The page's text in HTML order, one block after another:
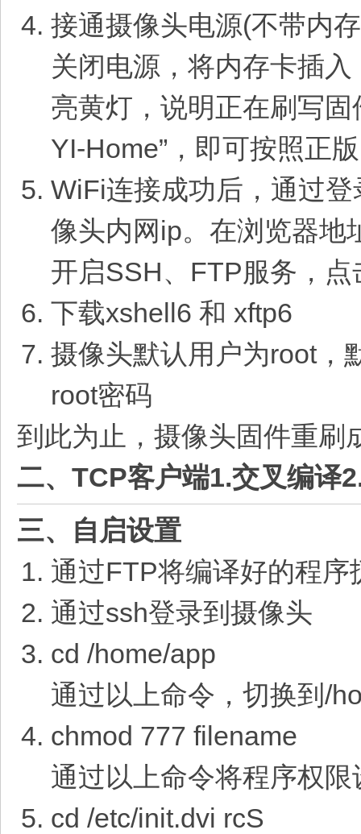
接通摄像头电源(不带内
关闭电源，将内存卡插
亮黄灯，说明正在刷写
YI-Home”，即可按照正
WiFi连接成功后，通过
像头内网ip。在浏览器地
开启SSH、FTP服务，
下载xshell6 和 xftp6
摄像头默认用户为root，
root密码
到此为止，摄像头固件重刷
二、TCP客户端1.交叉编译
三、自启设置
通过FTP将编译好的程
通过ssh登录到摄像头
cd /home/app
通过以上命令，切换到/
chmod 777 filename
通过以上命令将程序权
cd /etc/init.dvi rcS